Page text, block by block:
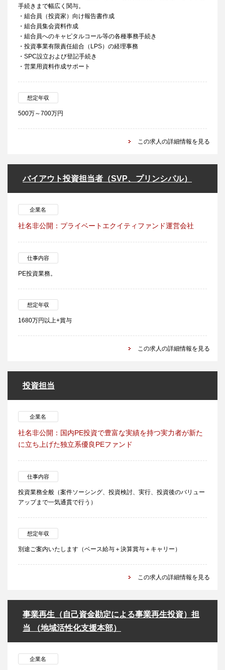
手続きまで幅広く関与。
・組合員（投資家）向け報告書作成
・組合員集会資料作成
・組合員へのキャピタルコール等の各種事務手続き
・投資事業有限責任組合（LPS）の経理事務
・SPC設立および登記手続き
・営業用資料作成サポート
想定年収
500万～700万円
この求人の詳細情報を見る
バイアウト投資担当者（SVP、プリンシパル）
企業名
社名非公開：プライベートエクイティファンド運営会社
仕事内容
PE投資業務。
想定年収
1680万円以上+賞与
この求人の詳細情報を見る
投資担当
企業名
社名非公開：国内PE投資で豊富な実績を持つ実力者が新た
に立ち上げた独立系優良PEファンド
仕事内容
投資業務全般（案件ソーシング、投資検討、実行、投資後のバリュー
アップまで一気通貫で行う）
想定年収
別途ご案内いたします（ベース給与＋決算賞与＋キャリー）
この求人の詳細情報を見る
事業再生（自己資金勘定による事業再生投資）担
当 （地域活性化支援本部）
企業名